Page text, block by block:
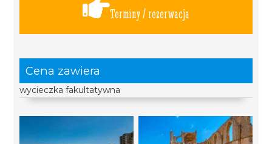
Terminy / rezerwacja
Cena zawiera
wycieczka fakultatywna